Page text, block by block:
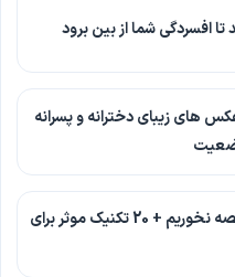
افسردگی شما از بین برود
های زیبای دخترانه و پسرانه
چگونه شاد باشیم و غصه نخوریم + 20 تکنیک موثر برای